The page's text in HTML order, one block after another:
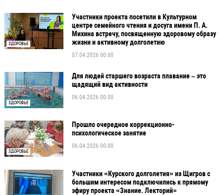
ЗДОРОВЬЕ
Участники проекта посетили в Культурном
центре семейного чтения и досуга имени П. А.
Михина встречу, посвященную здоровому образу
жизни и активному долголетию
07.04.2026 00:00
ЗДОРОВЬЕ
Для людей старшего возраста плавание – это
щадящий вид активности
06.04.2026 00:00
ЗДОРОВЬЕ
Прошло очередное коррекционно-
психологическое занятие
06.04.2026 00:00
Участники «Курского долголетия» из Щигров с
большим интересом подключились к прямому
эфиру проекта «Знание. Лекторий»